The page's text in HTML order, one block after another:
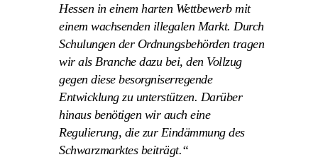
Hessen in einem harten Wettbewerb mit
einem wachsenden illegalen Markt. Durch
Schulungen der Ordnungsbehörden tragen
wir als Branche dazu bei, den Vollzug
gegen diese besorgniserregende
Entwicklung zu unterstützen. Darüber
hinaus benötigen wir auch eine
Regulierung, die zur Eindämmung des
Schwarzmarktes beiträgt.“